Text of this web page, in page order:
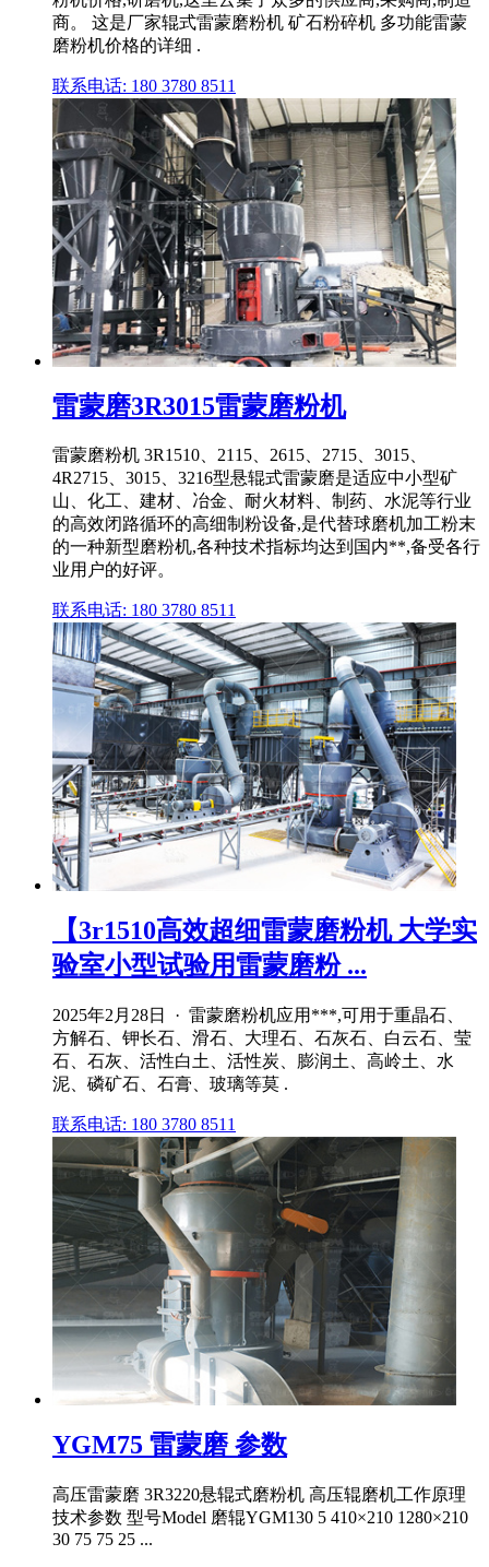
商。 这是厂家辊式雷蒙磨粉机 矿石粉碎机 多功能雷蒙
磨粉机价格的详细 .
联系电话: 180 3780 8511
雷蒙磨3R3015雷蒙磨粉机
雷蒙磨粉机 3R1510、2115、2615、2715、3015、
4R2715、3015、3216型悬辊式雷蒙磨是适应中小型矿
山、化工、建材、冶金、耐火材料、制药、水泥等行业
的高效闭路循环的高细制粉设备,是代替球磨机加工粉末
的一种新型磨粉机,各种技术指标均达到国内**,备受各行
业用户的好评。
联系电话: 180 3780 8511
【3r1510高效超细雷蒙磨粉机 大学实
验室小型试验用雷蒙磨粉 ...
2025年2月28日 · 雷蒙磨粉机应用***,可用于重晶石、
方解石、钾长石、滑石、大理石、石灰石、白云石、莹
石、石灰、活性白土、活性炭、膨润土、高岭土、水
泥、磷矿石、石膏、玻璃等莫 .
联系电话: 180 3780 8511
YGM75 雷蒙磨 参数
高压雷蒙磨 3R3220悬辊式磨粉机 高压辊磨机工作原理
技术参数 型号Model 磨辊YGM130 5 410×210 1280×210
30 75 75 25 ...